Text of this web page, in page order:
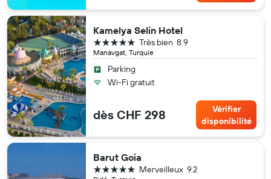
Kamelya Selin Hotel
Manavgat, Turquie
8.9
Très bien
5 étoiles
Parking
Wi-Fi gratuit
dès CHF 298
Vérifier
disponibilité
Barut Goia
9.2
Merveilleux
5 étoiles